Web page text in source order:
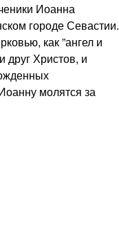
Иоанна
городе Севастии.
как ”ангел и
друг Христов, и
молятся за